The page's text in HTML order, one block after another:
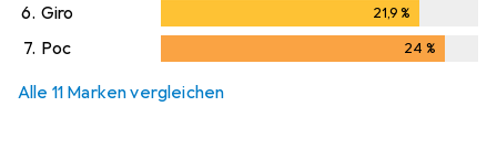
6. Giro 21,9%
7. Poc 24 %
Alle 11 Marken vergleichen